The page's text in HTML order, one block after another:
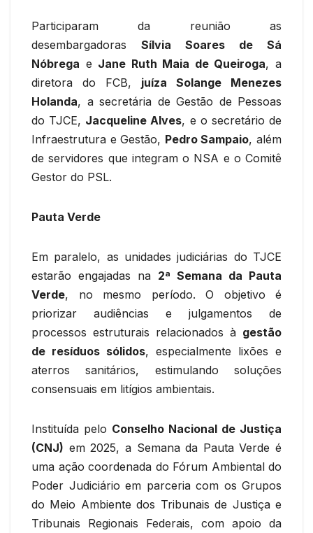
Participaram da reunião as
desembargadoras Sílvia Soares de Sá
Nóbrega e Jane Ruth Maia de Queiroga, a
diretora do FCB, juíza Solange Menezes
Holanda, a secretária de Gestão de Pessoas
do TJCE, Jacqueline Alves, e o secretário de
Infraestrutura e Gestão, Pedro Sampaio, além
de servidores que integram o NSA e o Comitê
Gestor do PSL.
Pauta Verde
Em paralelo, as unidades judiciárias do TJCE
estarão engajadas na 2ª Semana da Pauta
Verde, no mesmo período. O objetivo é
priorizar audiências e julgamentos de
processos estruturais relacionados à gestão
de resíduos sólidos, especialmente lixões e
aterros sanitários, estimulando soluções
consensuais em litígios ambientais.
Instituída pelo Conselho Nacional de Justiça
(CNJ) em 2025, a Semana da Pauta Verde é
uma ação coordenada do Fórum Ambiental do
Poder Judiciário em parceria com os Grupos
do Meio Ambiente dos Tribunais de Justiça e
Tribunais Regionais Federais, com apoio da